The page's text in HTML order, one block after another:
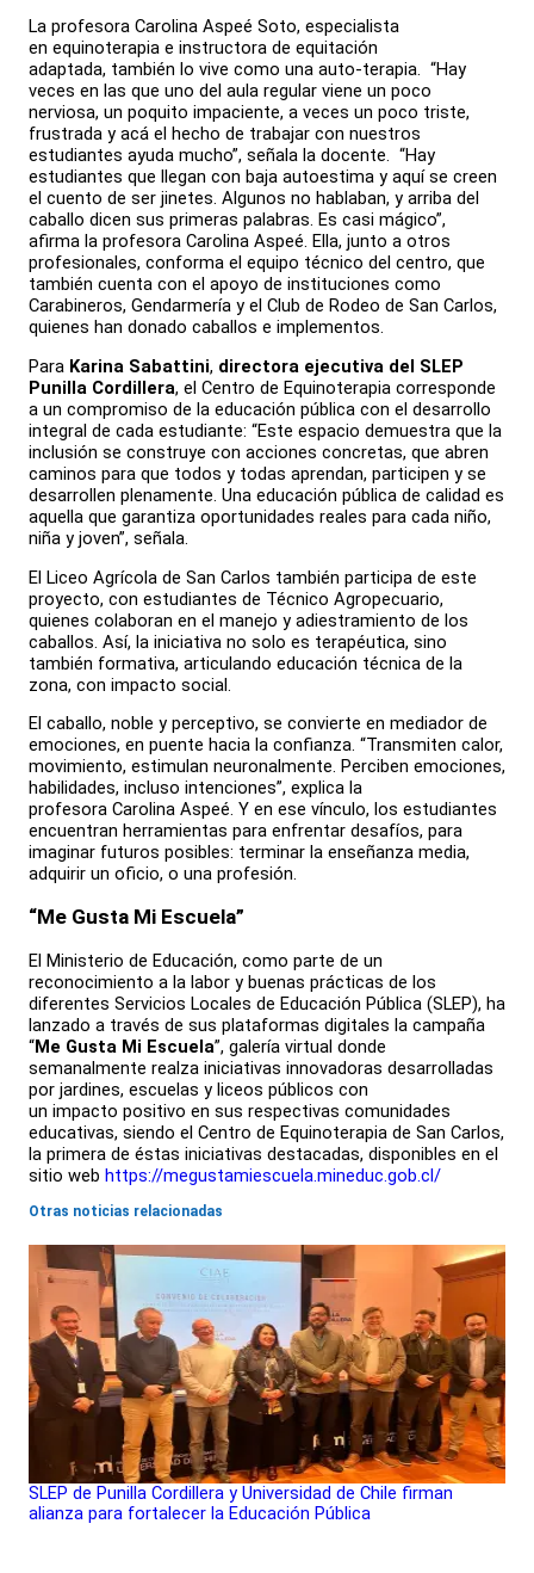
La profesora Carolina Aspeé Soto, especialista
en equinoterapia e instructora de equitación
adaptada, también lo vive como una auto-terapia. “Hay
veces en las que uno del aula regular viene un poco
nerviosa, un poquito impaciente, a veces un poco triste,
frustrada y acá el hecho de trabajar con nuestros
estudiantes ayuda mucho”, señala la docente. “Hay
estudiantes que llegan con baja autoestima y aquí se creen
el cuento de ser jinetes. Algunos no hablaban, y arriba del
caballo dicen sus primeras palabras. Es casi mágico”,
afirma la profesora Carolina Aspeé. Ella, junto a otros
profesionales, conforma el equipo técnico del centro, que
también cuenta con el apoyo de instituciones como
Carabineros, Gendarmería y el Club de Rodeo de San Carlos,
quienes han donado caballos e implementos.
Para Karina Sabattini, directora ejecutiva del SLEP
Punilla Cordillera, el Centro de Equinoterapia corresponde
a un compromiso de la educación pública con el desarrollo
integral de cada estudiante: “Este espacio demuestra que la
inclusión se construye con acciones concretas, que abren
caminos para que todos y todas aprendan, participen y se
desarrollen plenamente. Una educación pública de calidad es
aquella que garantiza oportunidades reales para cada niño,
niña y joven”, señala.
El Liceo Agrícola de San Carlos también participa de este
proyecto, con estudiantes de Técnico Agropecuario,
quienes colaboran en el manejo y adiestramiento de los
caballos. Así, la iniciativa no solo es terapéutica, sino
también formativa, articulando educación técnica de la
zona, con impacto social.
El caballo, noble y perceptivo, se convierte en mediador de
emociones, en puente hacia la confianza. “Transmiten calor,
movimiento, estimulan neuronalmente. Perciben emociones,
habilidades, incluso intenciones”, explica la
profesora Carolina Aspeé. Y en ese vínculo, los estudiantes
encuentran herramientas para enfrentar desafíos, para
imaginar futuros posibles: terminar la enseñanza media,
adquirir un oficio, o una profesión.
“Me Gusta Mi Escuela”
El Ministerio de Educación, como parte de un
reconocimiento a la labor y buenas prácticas de los
diferentes Servicios Locales de Educación Pública (SLEP), ha
lanzado a través de sus plataformas digitales la campaña
“Me Gusta Mi Escuela”, galería virtual donde
semanalmente realza iniciativas innovadoras desarrolladas
por jardines, escuelas y liceos públicos con
un impacto positivo en sus respectivas comunidades
educativas, siendo el Centro de Equinoterapia de San Carlos,
la primera de éstas iniciativas destacadas, disponibles en el
sitio web https://megustamiescuela.mineduc.gob.cl/
Otras noticias relacionadas
SLEP de Punilla Cordillera y Universidad de Chile firman
alianza para fortalecer la Educación Pública